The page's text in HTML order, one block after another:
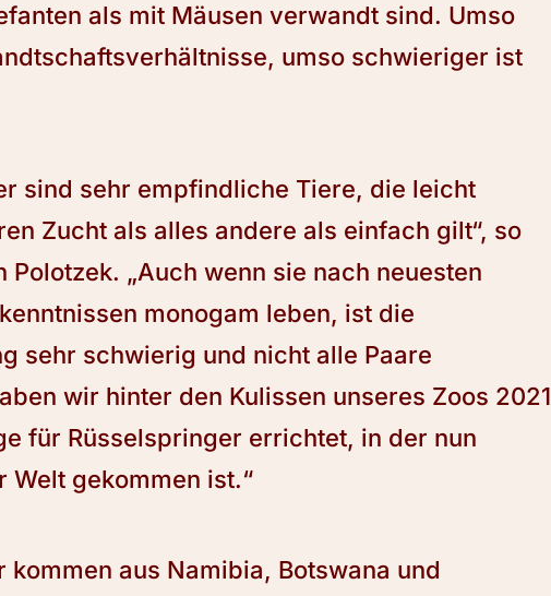
als mit Mäusen verwandt sind. Umso
umso schwieriger ist
sind sehr empfindliche Tiere, die leicht
Zucht als alles andere als einfach gilt“, so
„Auch wenn sie nach neuesten
monogam leben, ist die
sehr schwierig und nicht alle Paare
wir hinter den Kulissen unseres Zoos 2021
für Rüsselspringer errichtet, in der nun
Welt gekommen ist.“
aus Namibia, Botswana und